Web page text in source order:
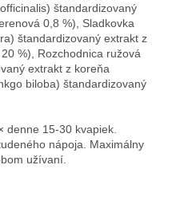
štandardizovaný
0,8 %), Sladkovka
štandardizovaný extrakt z
%), Rozchodnica ružová
extrakt z koreňa
biloba) štandardizovaný
denne 15-30 kvapiek.
nápoja. Maximálny
užívaní.